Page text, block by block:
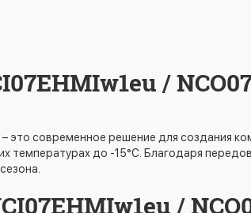
/
– это современное решение для создания
до -15°C. Благодаря
/